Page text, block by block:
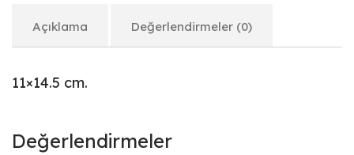
Açıklama Değerlendirmeler (0)
11×14.5 cm.
Değerlendirmeler